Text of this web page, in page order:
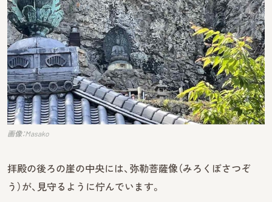
画像：Masako
拝殿の後ろの崖の中央には、弥勒菩薩像（みろくぼさつぞ
う）が、見守るように佇んでいます。